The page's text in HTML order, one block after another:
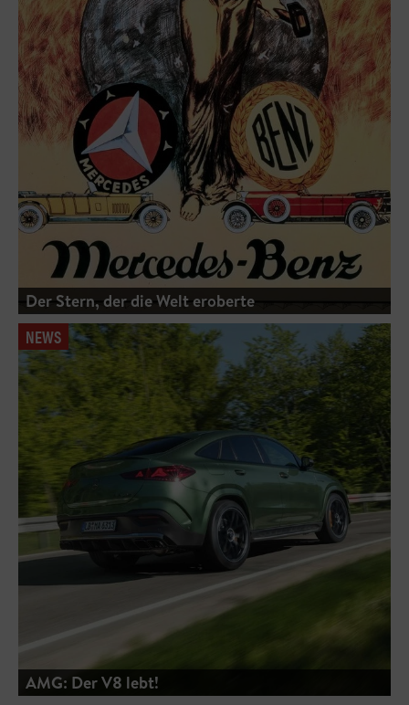
Der Stern, der die Welt eroberte
NEWS
AMG: Der V8 lebt!